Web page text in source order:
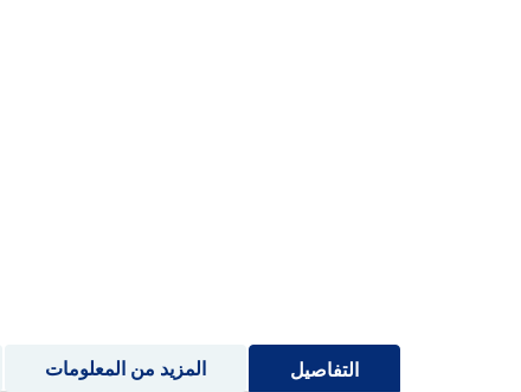
التفاصيل المزيد من المعلومات